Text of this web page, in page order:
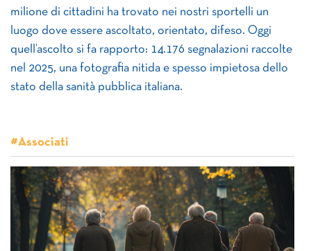
milione di cittadini ha trovato nei nostri sportelli un
luogo dove essere ascoltato, orientato, difeso. Oggi
quell’ascolto si fa rapporto: 14.176 segnalazioni raccolte
nel 2025, una fotografia nitida e spesso impietosa dello
stato della sanità pubblica italiana.
#Associati